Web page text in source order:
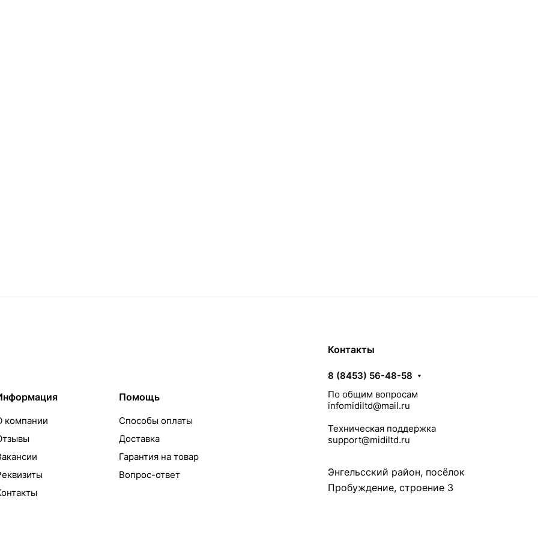
компании
Помощь
Способы оплаты
Доставка
Гарантия на товар
Вопрос-ответ
Контакты
8 (8453) 56-48-58
По общим вопросам
infomidiltd@mail.ru
Техническая поддержка
support@midiltd.ru
Энгельсский район, посёлок
Пробуждение, строение 3